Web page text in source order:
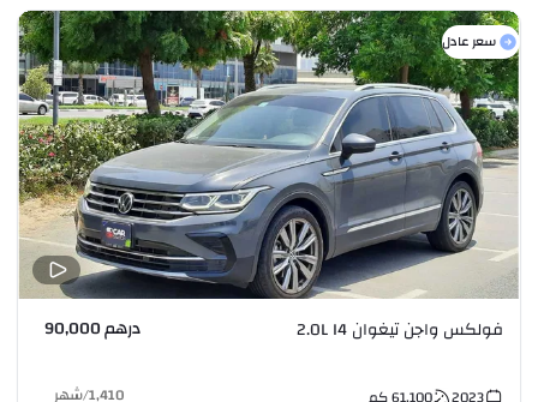
سعر عادل
فولكس واجن تيغوان 2.0L I4 درهم 90,000
1,410
/شهر